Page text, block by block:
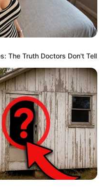
The Truth Doctors Don't Tell